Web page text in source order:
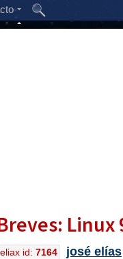
Linux
eliax id: 7164 josé elías